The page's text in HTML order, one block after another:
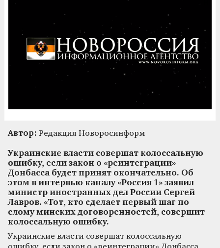
Автор: Редакция Новоросинформ
Украинские власти совершат колоссальную
ошибку, если закон о «реинтеграции»
Донбасса будет принят окончательно. Об
этом в интервью каналу «Россия 1» заявил
министр иностранных дел России Сергей
Лавров. «Тот, кто сделает первый шаг по
слому минских договоренностей, совершит
колоссальную ошибку.
Украинские власти совершат колоссальную